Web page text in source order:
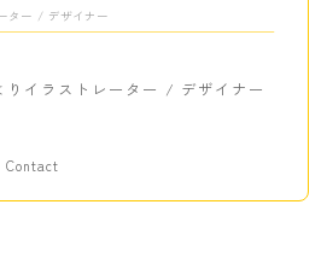
ター / デザイナー
りイラストレーター / デザイナー
Contact